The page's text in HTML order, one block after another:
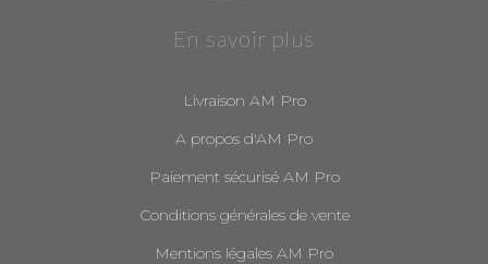
En savoir plus
Livraison AM Pro
A propos d'AM Pro
Paiement sécurisé AM Pro
Conditions générales de vente
Mentions légales AM Pro